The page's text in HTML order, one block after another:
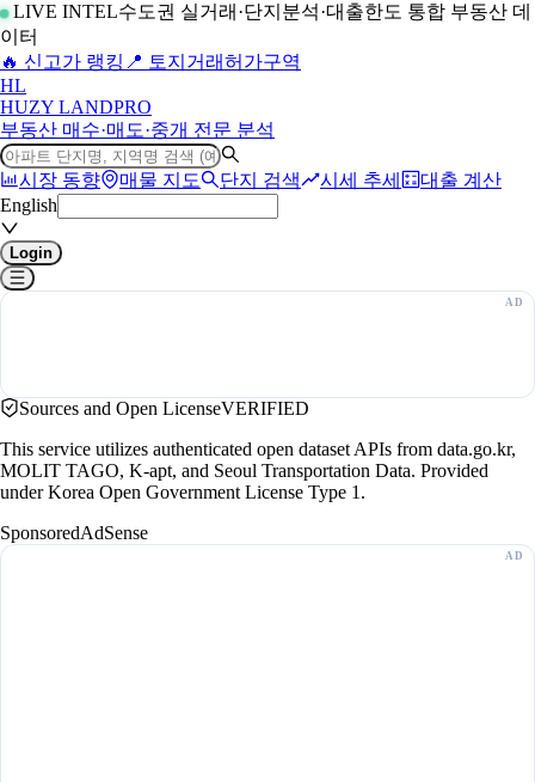
LIVE INTEL수도권 실거래·단지분석·대출한도 통합 부동산 데
이터
🔥 신고가 랭킹 📍 토지거래허가구역
HL
HUZY LANDPRO
부동산 매수·매도·중개 전문 분석
시장 동향 매물 지도 단지 검색 시세 추세
대출 계산
English
Login
Sources and Open LicenseVERIFIED
This service utilizes authenticated open dataset APIs from data.go.kr,
MOLIT TAGO, K-apt, and Seoul Transportation Data. Provided
under Korea Open Government License Type 1.
SponsoredAdSense